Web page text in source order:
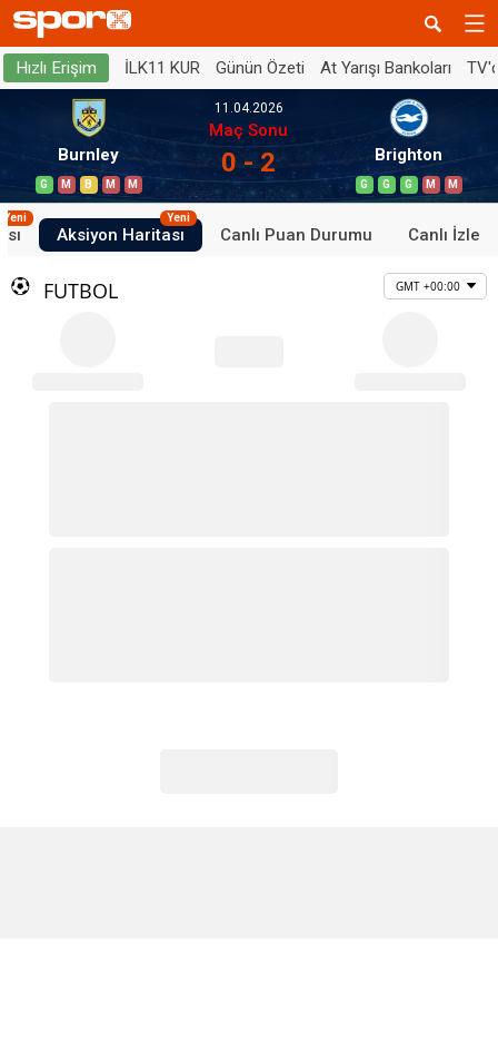
Hızlı Erişim İLK11 KUR Günün Özeti At Yarışı Bankoları
Burnley
G M B M M
11.04.2026
Maç Sonu
0 - 2 Brighton
G G G M M
Yeni
Aksiyon Haritası
Yeni
Canlı Puan Durumu Canlı İzle
FUTBOL GMT +00:00